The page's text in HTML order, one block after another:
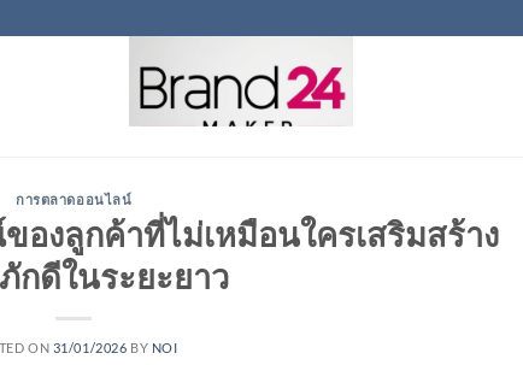
การตลาดออนไลน์
องลูกค้าที่ไม่เหมือนใครเสริมสร้าง
กดีในระยะยาว
ON 31/01/2026 BY NOI